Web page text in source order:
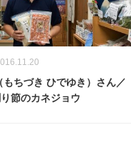
もちづき ひでゆき）さん／
節のカネジョウ